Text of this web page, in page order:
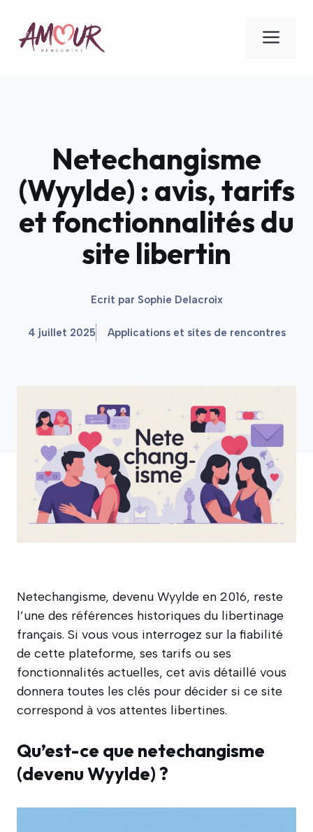
contenu
Netechangisme
(Wyylde) : avis, tarifs
et fonctionnalités du
site libertin
Ecrit par Sophie Delacroix
4 juillet 2025 Applications et sites de rencontres
Netechangisme, devenu Wyylde en 2016, reste
l’une des références historiques du libertinage
français. Si vous vous interrogez sur la fiabilité
de cette plateforme, ses tarifs ou ses
fonctionnalités actuelles, cet avis détaillé vous
donnera toutes les clés pour décider si ce site
correspond à vos attentes libertines.
Qu’est-ce que netechangisme
(devenu Wyylde) ?